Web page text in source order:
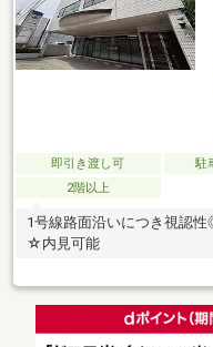
即引き渡し可 駐
2階以上
1号線路面沿いにつき視認
☆内見可能